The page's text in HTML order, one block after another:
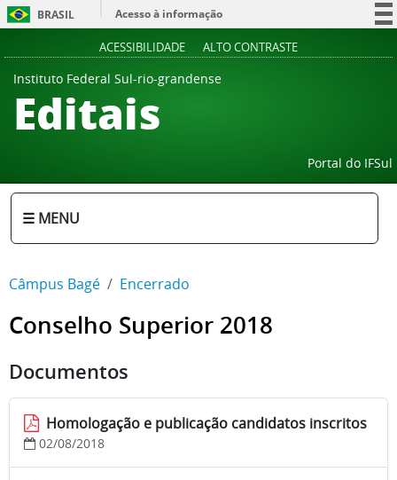
BRASIL
Acesso à informação
ACESSIBILIDADE ALTO CONTRASTE
Instituto Federal Sul-rio-grandense
Editais
Portal do IFSul
☰ MENU
Câmpus Bagé Encerrado
Conselho Superior 2018
Documentos
Homologação e publicação candidatos inscritos
02/08/2018